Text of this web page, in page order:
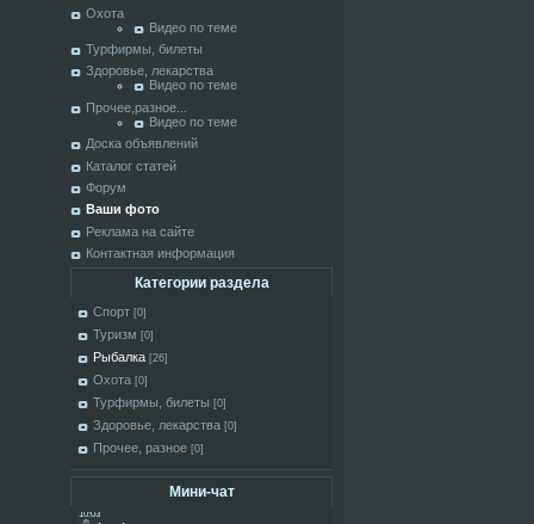
Охота
Видео по теме
Турфирмы, билеты
Здоровье, лекарства
Видео по теме
Прочее,разное...
Видео по теме
Доска объявлений
Каталог статей
Форум
Ваши фото
Реклама на сайте
Контактная информация
Категории раздела
Спорт [0]
Туризм [0]
Рыбалка [26]
Охота [0]
Турфирмы, билеты [0]
Здоровье, лекарства [0]
Прочее, разное [0]
Мини-чат